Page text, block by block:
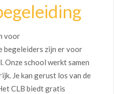
voor
begeleiders zijn er voor
Onze school werkt samen
Je kan gerust los van de
CLB biedt gratis